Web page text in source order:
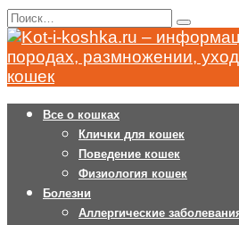
Перейти
к
содержанию
Search
for:
Все о кошках
Клички для кошек
Поведение кошек
Физиология кошек
Болезни
Аллергические